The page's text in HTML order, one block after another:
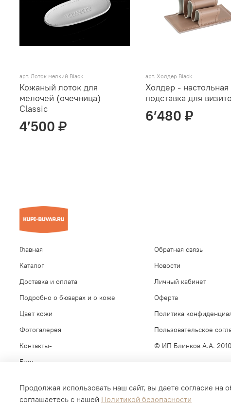
арт. Лоток мелкий Black
Кожаный лоток для
мелочей (очечница)
Classic
4’500 ₽
арт.Холдер Black
Холдер - настольная
подставка для
6’480 ₽
Главная
Каталог
Доставка и оплата
Подробно о бюварах и о коже
Цвет кожи
Фотогалерея
Контакты-
Блог
Обратная связь
Новости
Личный кабинет
Оферта
Политика
Пользовательское
© ИП Блинков А.А.
Продолжая использовать наш сайт, вы даете согласие
соглашаетесь с нашей Политикой безопасности